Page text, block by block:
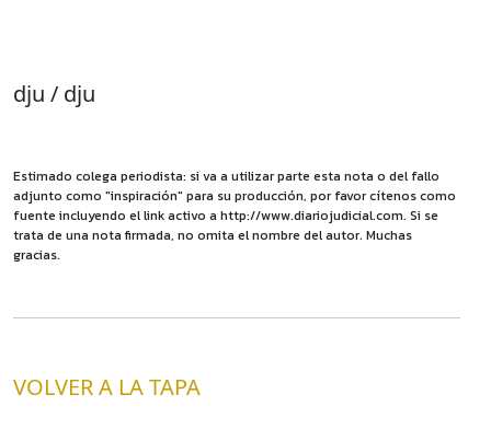
dju / dju
Estimado colega periodista: si va a utilizar parte esta nota o del fallo
adjunto como "inspiración" para su producción, por favor cítenos como
fuente incluyendo el link activo a http://www.diariojudicial.com. Si se
trata de una nota firmada, no omita el nombre del autor. Muchas
gracias.
VOLVER A LA TAPA